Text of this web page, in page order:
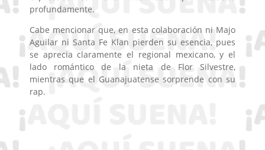
profundamente.
Cabe mencionar que, en esta colaboración ni Majo
Aguilar ni Santa Fe Klan pierden su esencia, pues
se aprecia claramente el regional mexicano, y el
lado romántico de la nieta de Flor Silvestre,
mientras que el Guanajuatense sorprende con su
rap.